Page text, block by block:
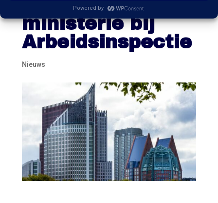
misstanden
ministerie bij
Arbeidsinspectie
Nieuws